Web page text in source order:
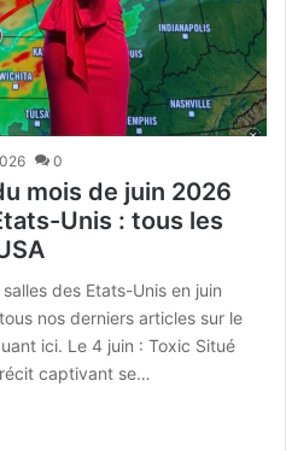
0
mois de juin 2026
Unis : tous les
des Etats-Unis en juin
nos derniers articles sur le
ici. Le 4 juin : Toxic Situé
captivant se…